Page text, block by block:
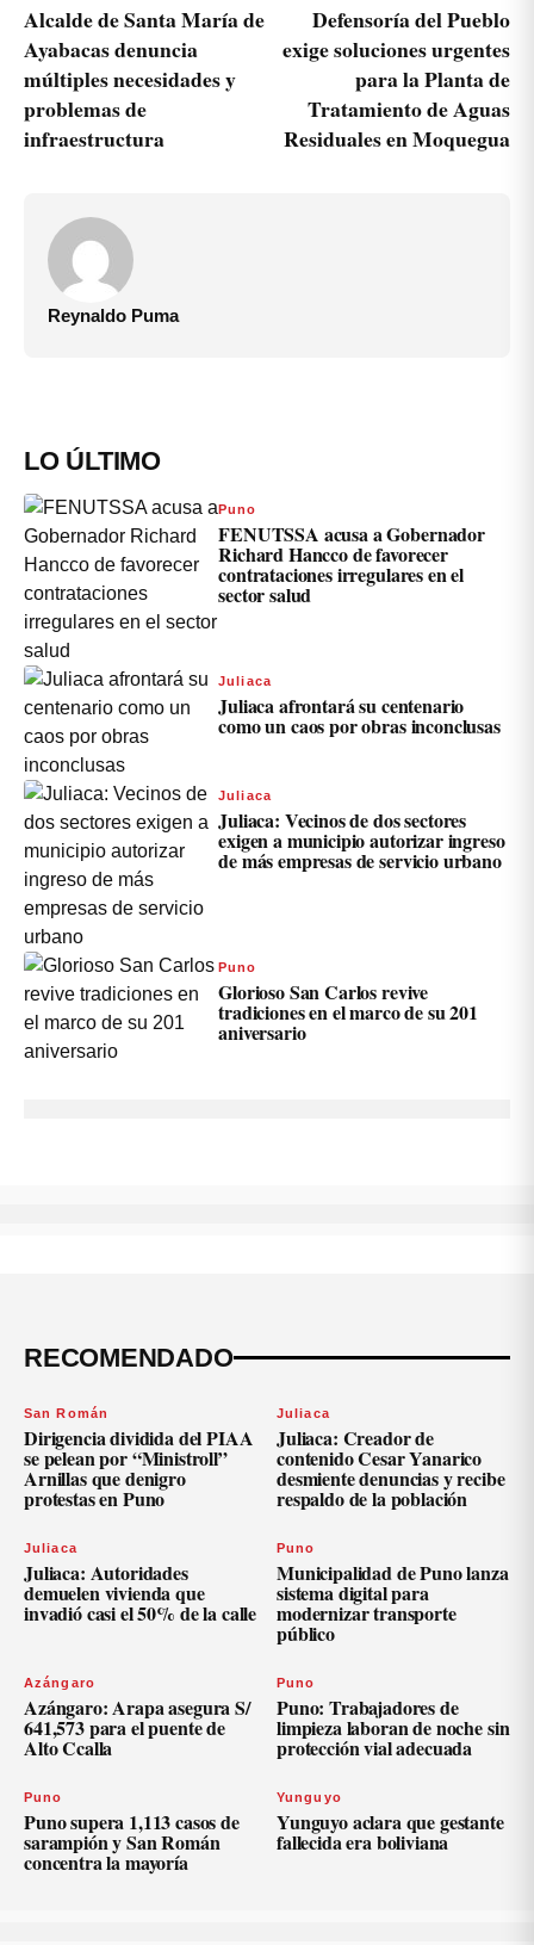
Alcalde de Santa María de
Ayabacas denuncia
múltiples necesidades y
problemas de
infraestructura
Defensoría del Pueblo
exige soluciones urgentes
para la Planta de
Tratamiento de Aguas
Residuales en Moquegua
Reynaldo Puma
LO ÚLTIMO
Puno
FENUTSSA acusa a Gobernador
Richard Hancco de favorecer
contrataciones irregulares en el
sector salud
Juliaca
Juliaca afrontará su centenario
como un caos por obras inconclusas
Juliaca
Juliaca: Vecinos de dos sectores
exigen a municipio autorizar ingreso
de más empresas de servicio urbano
Puno
Glorioso San Carlos revive
tradiciones en el marco de su 201
aniversario
RECOMENDADO
San Román
Dirigencia dividida del PIAA
se pelean por “Ministroll”
Arnillas que denigro
protestas en Puno
Juliaca
Juliaca: Creador de
contenido Cesar Yanarico
desmiente denuncias y recibe
respaldo de la población
Juliaca
Juliaca: Autoridades
demuelen vivienda que
invadió casi el 50% de la calle
Puno
Municipalidad de Puno lanza
sistema digital para
modernizar transporte
público
Azángaro
Azángaro: Arapa asegura S/
641,573 para el puente de
Alto Ccalla
Puno
Puno: Trabajadores de
limpieza laboran de noche sin
protección vial adecuada
Puno
Puno supera 1,113 casos de
sarampión y San Román
concentra la mayoría
Yunguyo
Yunguyo aclara que gestante
fallecida era boliviana